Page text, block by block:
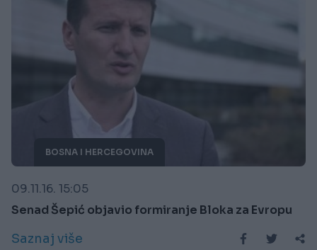
BOSNA I HERCEGOVINA
09.11.16. 15:05
Senad Šepić objavio formiranje Bloka za Evropu
Saznaj više